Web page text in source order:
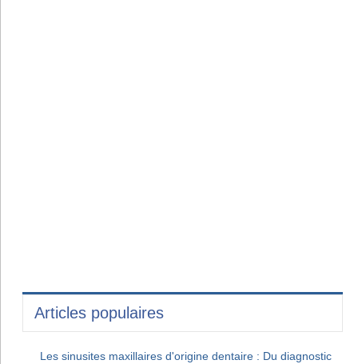
Articles populaires
Les sinusites maxillaires d'origine dentaire : Du diagnostic